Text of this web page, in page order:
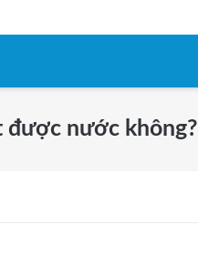
được nước không?